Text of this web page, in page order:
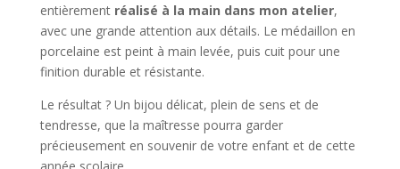
entièrement réalisé à la main dans mon atelier,
avec une grande attention aux détails. Le médaillon en
porcelaine est peint à main levée, puis cuit pour une
finition durable et résistante.
Le résultat ? Un bijou délicat, plein de sens et de
tendresse, que la maîtresse pourra garder
précieusement en souvenir de votre enfant et de cette